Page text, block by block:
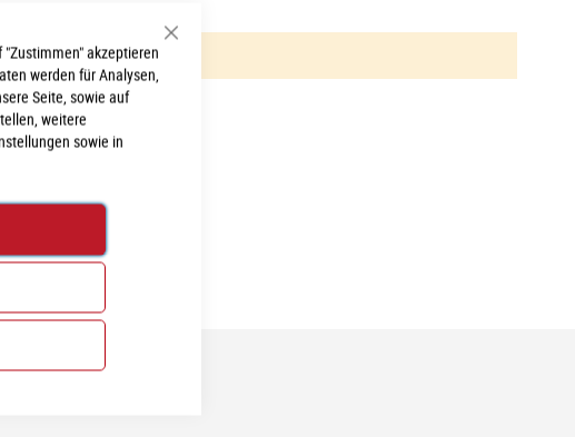
Schließen
akzeptieren
werden für Analysen,
Seite, sowie auf
weitere
sowie in